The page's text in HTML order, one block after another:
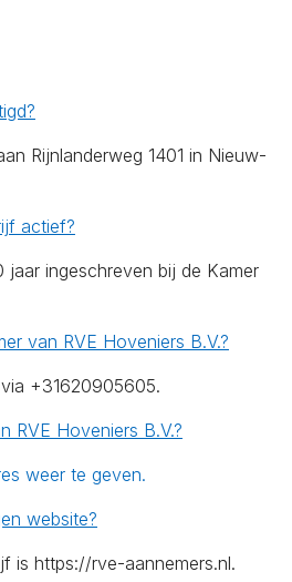
Rijnlanderweg 1401 in Nieuw-
actief?
jaar ingeschreven bij de Kamer
van RVE Hoveniers B.V.?
+31620905605.
RVE Hoveniers B.V.?
weer te geven.
website?
is https://rve-aannemers.nl.